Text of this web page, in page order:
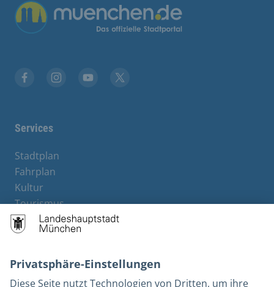
Übergreifende Links
Services
Stadtplan
Fahrplan
Kultur
Tourismus
M-Strom
Bürgerservice